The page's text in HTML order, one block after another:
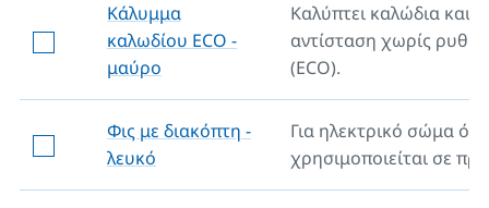
Κάλυμμα
καλωδίου ECO -
μαύρο
Καλύπτει καλώδια και
αντίσταση χωρίς
(ECO).
Φις με διακόπτη -
λευκό
Για ηλεκτρικό σώμα
χρησιμοποιείται σε